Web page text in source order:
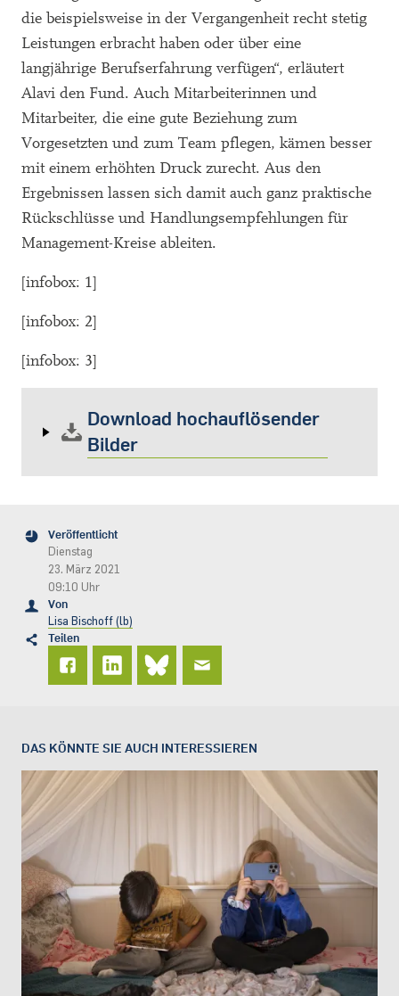
die beispielsweise in der Vergangenheit recht stetig
Leistungen erbracht haben oder über eine
langjährige Berufserfahrung verfügen“, erläutert
Alavi den Fund. Auch Mitarbeiterinnen und
Mitarbeiter, die eine gute Beziehung zum
Vorgesetzten und zum Team pflegen, kämen besser
mit einem erhöhten Druck zurecht. Aus den
Ergebnissen lassen sich damit auch ganz praktische
Rückschlüsse und Handlungsempfehlungen für
Management-Kreise ableiten.
[infobox: 1]
[infobox: 2]
[infobox: 3]
Download hochauflösender
Bilder
Veröffentlicht
Dienstag
23. März 2021
09:10 Uhr
Von
Lisa Bischoff (lb)
Teilen
DAS KÖNNTE SIE AUCH INTERESSIEREN